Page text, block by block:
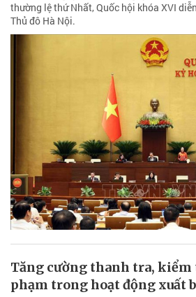
thường lệ thứ Nhất, Quốc hội khóa XVI
Thủ đô Hà Nội.
Tăng cường thanh tra, kiểm
phạm trong hoạt động xuất